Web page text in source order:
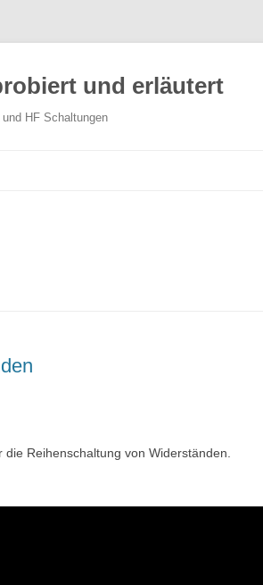
und erläutert
HF Schaltungen
Reihenschaltung von Widerständen.